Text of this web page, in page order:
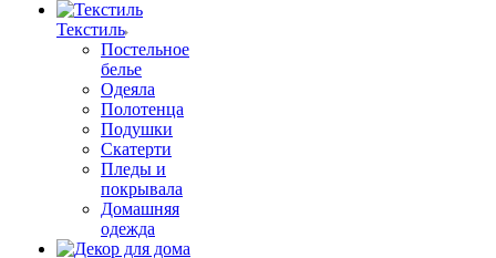
Текстиль
Постельное
белье
Одеяла
Полотенца
Подушки
Скатерти
Пледы и
покрывала
Домашняя
одежда